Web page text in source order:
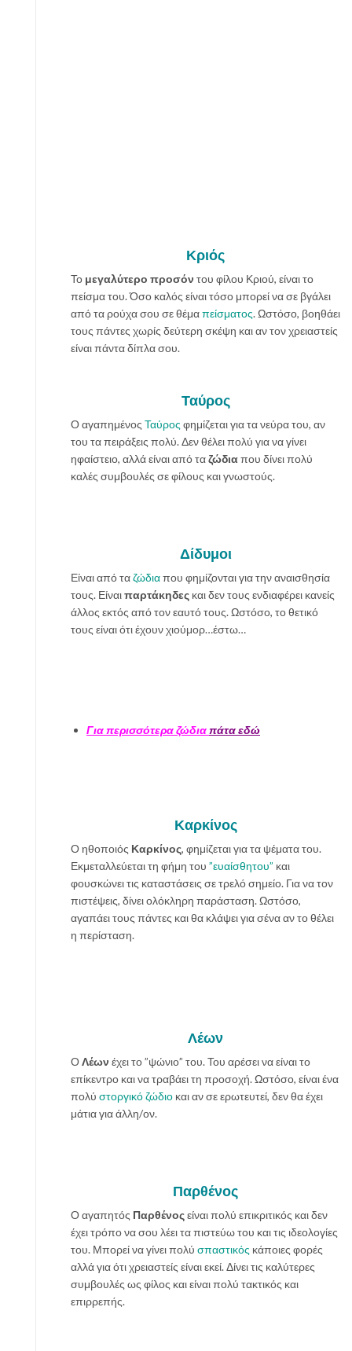
Κριός
Το μεγαλύτερο προσόν του φίλου Κριού, είναι το
πείσμα του. Όσο καλός είναι τόσο μπορεί να σε βγάλει
από τα ρούχα σου σε θέμαπείσματος. Ωστόσο, βοηθάει
τους πάντες χωρίς δεύτερη σκέψη και αν τον χρειαστείς
είναι πάντα δίπλα σου.
Ταύρος
Ο αγαπημένος Ταύρος φημίζεται για τα νεύρα του, αν
του τα πειράξεις πολύ. Δεν θέλει πολύ για να γίνει
ηφαίστειο, αλλά είναι από ταζώδιαπου δίνει πολύ
καλές συμβουλές σε φίλους και γνωστούς.
Δίδυμοι
Είναι από ταζώδιαπου φημίζονται για την αναισθησία
τους. Είναιπαρτάκηδες και δεν τους ενδιαφέρει κανείς
άλλος εκτός από τον εαυτό τους. Ωστόσο, το θετικό
τους είναι ότι έχουν χιούμορ…έστω…
Για περισσότερα ζώδια πάτα εδώ
Καρκίνος
Ο ηθοποιός Καρκίνος, φημίζεται για τα ψέματα του.
Εκμεταλλεύεται τη φήμη του ”ευαίσθητου” και
φουσκώνει τις καταστάσεις σε τρελό σημείο. Για να τον
πιστέψεις, δίνει ολόκληρη παράσταση. Ωστόσο,
αγαπάει τους πάντες και θα κλάψει για σένα αν το θέλει
η περίσταση.
Λέων
ΟΛέων έχει το ”ψώνιο” του. Του αρέσει να είναι το
επίκεντρο και να τραβάει τη προσοχή. Ωστόσο, είναι ένα
πολύ στοργικό ζώδιο και αν σε ερωτευτεί, δεν θα έχει
μάτια για άλλη/ον.
Παρθένος
Ο αγαπητός Παρθένοςείναι πολύ επικριτικός και δεν
έχει τρόπο να σου λέει τα πιστεύω του και τις ιδεολογίες
του. Μπορεί να γίνει πολύ σπαστικός κάποιες φορές
αλλά για ότι χρειαστείς είναι εκεί. Δίνει τις καλύτερες
συμβουλές ως φίλος και είναι πολύ τακτικός και
επιρρεπής.